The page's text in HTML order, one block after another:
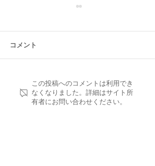
スペシャルオーダー・オ
リジナルディフューザー
コメント
この投稿へのコメントは利用でき
なくなりました。詳細はサイト所
有者にお問い合わせください。